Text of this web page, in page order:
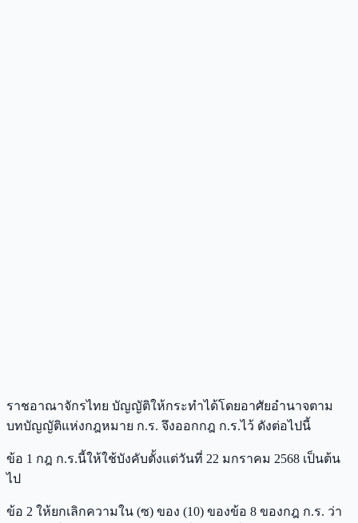
ราชอาณาจักรไทย บัญญัติให้กระทําได้โดยอาศัยอํานาจตาม
บทบัญญัติแห่งกฎหมาย ก.ร. จึงออกกฎ ก.ร.ไว้ ดังต่อไปนี้
ข้อ 1 กฎ ก.ร.นี้ให้ใช้บังคับตั้งแต่วันที่ 22 มกราคม 2568 เป็นต้น
ไป
ข้อ 2 ให้ยกเลิกความใน (ซ) ของ (10) ของข้อ 8 ของกฎ ก.ร. ว่า